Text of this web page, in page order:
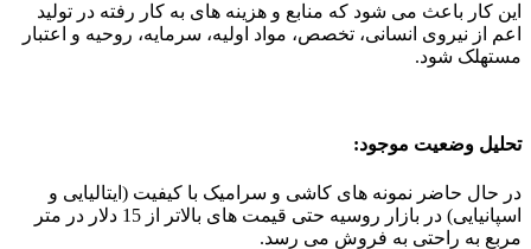
این کار باعث می شود که منابع و هزینه های به کار رفته در تولید
اعم از نیروی انسانی، تخصص، مواد اولیه، سرمایه، روحیه و اعتبار
مستهلک شود.
تحلیل وضعیت موجود:
در حال حاضر نمونه های کاشی و سرامیک با کیفیت (ایتالیایی و
اسپانیایی) در بازار روسیه حتی قیمت های بالاتر از 15 دلار در متر
مربع به راحتی به فروش می رسد.